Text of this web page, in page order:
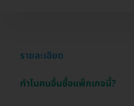
รายละเอียด
ทำไมคนอื่นซื้อแพ็กเกจนี้?